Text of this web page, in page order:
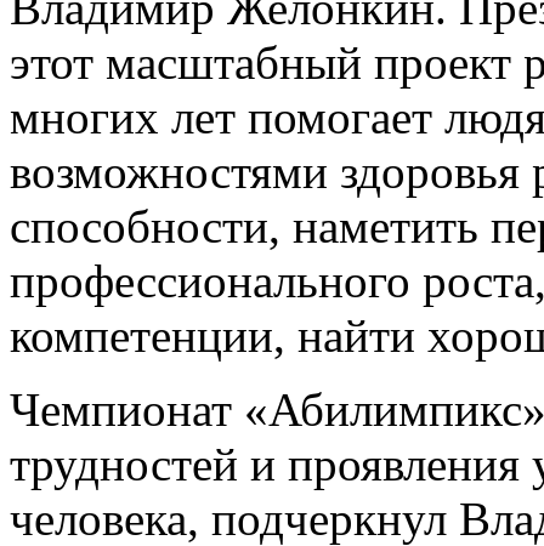
этот масштабный проект
многих лет помогает
возможностями здоровья
способности, наметить
профессионального
компетенции, найти
Чемпионат
трудностей и
человека, подчеркнул